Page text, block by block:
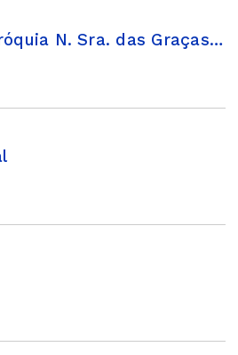
Santa Missa - Paróquia N. Sra. das Graças de Praia Grande